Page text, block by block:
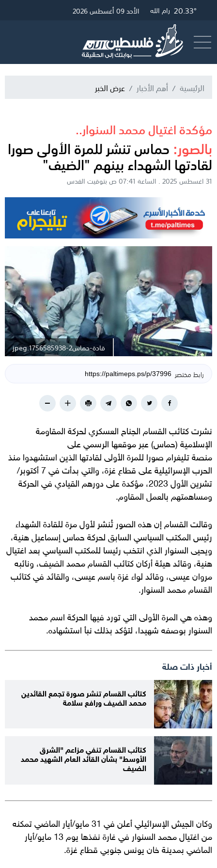
25.65° غزة 20.57° القدس 20.33° رام الله 19.42° الخليل الأحد 09 أغسطس 2026
الرئيسية أهم الأخبار عرض الخبر
مؤكدة اغتيال محمد السنوار..
بالصور: حماس تنشر للمرة الأولى صورا
لقادتها الشهداء بينهم "الضيف"
31 اغسطس 2025 . الساعة 07:41 ص بتوقيت القدس
قادة-حماس2-1756585938.jpeg
رابط مختصر
نشرت كتائب القسام الجناح العسكري لحركة المقاومة
الإسلامية (حماس) عبر موقعها الرسمي على
منصة تليغرام صورا للمرة الأولى لقادتها الذين استشهدوا منذ
الحرب الإسرائيلية على قطاع غزة، والتي بدأت في 7 أكتوبر/
تشرين الأول 2023، مؤكدة على دورهم القيادي في الحركة
ومساهمتهم بالعمل المقاوم.
وقالت القسام إن هذه الصور تُنشر لأول مرة للقادة الشهداء
رئيس المكتب السياسي السابق لحركة حماس إسماعيل هنية،
ويحيى السنوار الذي انتخب رئيسا للمكتب السياسي بعد اغتيال
هنية، وقائد هيئة أركان كتائب القسام محمد الضيف، ونائبه
مروان عيسى، وقائد لواء غزة باسم عيسى، والقائد في كتائب
القسام محمد السنوار.
وهذه هي المرة الأولى التي تورد فيها الحركة اسم محمد
السنوار بوصفه شهيدا، لتؤكد بذلك نبأ استشهاده.
أخبار ذات صلة
كتائب القسام تنشر صورة تجمع القائدين
محمد الضيف ورافع سلامة
كتائب القسام تنفي مزاعم "الشرق
الأوسط" بشأن القائد العام الشهيد محمد
الضيف
وكان الجيش الإسرائيلي أعلن في 31 مايو/أيار الماضي تمكنه
من اغتيال محمد السنوار في غارة نفذها يوم 13 مايو/أيار
الماضي بمدينة خان يونس جنوبي قطاع غزة.